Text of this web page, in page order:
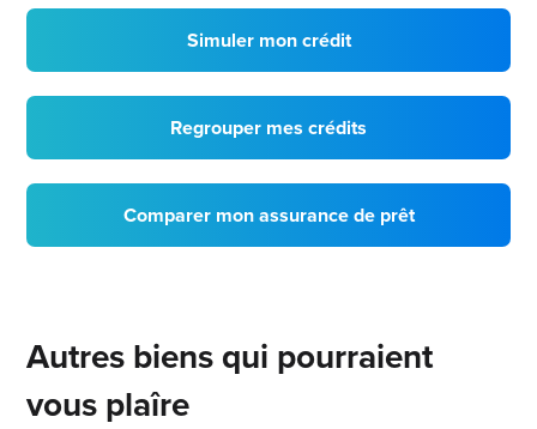
Simuler mon crédit
Regrouper mes crédits
Comparer mon assurance de prêt
Autres biens qui pourraient
vous plaîre